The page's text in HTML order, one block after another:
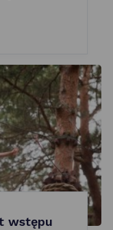
wstępu